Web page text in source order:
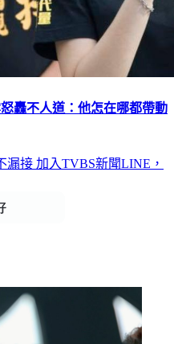
不人道：他怎在哪都帶動
漏接